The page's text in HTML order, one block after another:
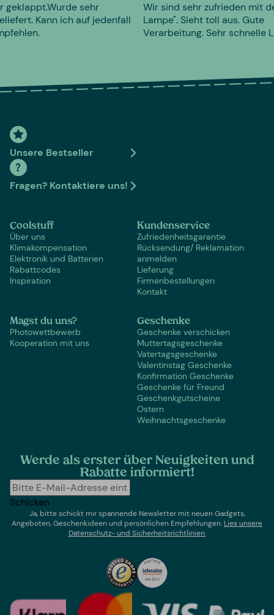
geklappt.Wurde sehr
Kann ich auf jedenfall
Wir sind sehr zufrieden mit
Lampe". Sieht toll aus. Gute
Verarbeitung. Sehr schnelle
Unsere Bestseller
Fragen? Kontaktiere uns!
Coolstuff
Über uns
Klimakompensation
Elektronik und Batterien
Rabattcodes
Inspiration
Kundenservice
Zufriedenheitsgarantie
Rücksendung/ Reklamation
anmelden
Lieferung
Firmenbestellungen
Kontakt
Magst du uns?
Photowettbewerb
Kooperation mit uns
Geschenke
Geschenke verschicken
Muttertagsgeschenke
Vatertagsgeschenke
Valentinstag Geschenke
Konfirmation Geschenke
Geschenke für Freund
Geschenkgutscheine
Ostern
Weihnachtsgeschenke
Werde als erster über Neuigkeiten und
Rabatte informiert!
Schicken
Ja, bitte schickt mir spannende Newsletter mit neuen Gadgets,
Angeboten, Geschenkideen und persönlichen Empfehlungen. Lies unsere
Datenschutz- und Sicherheitsrichtlinien.